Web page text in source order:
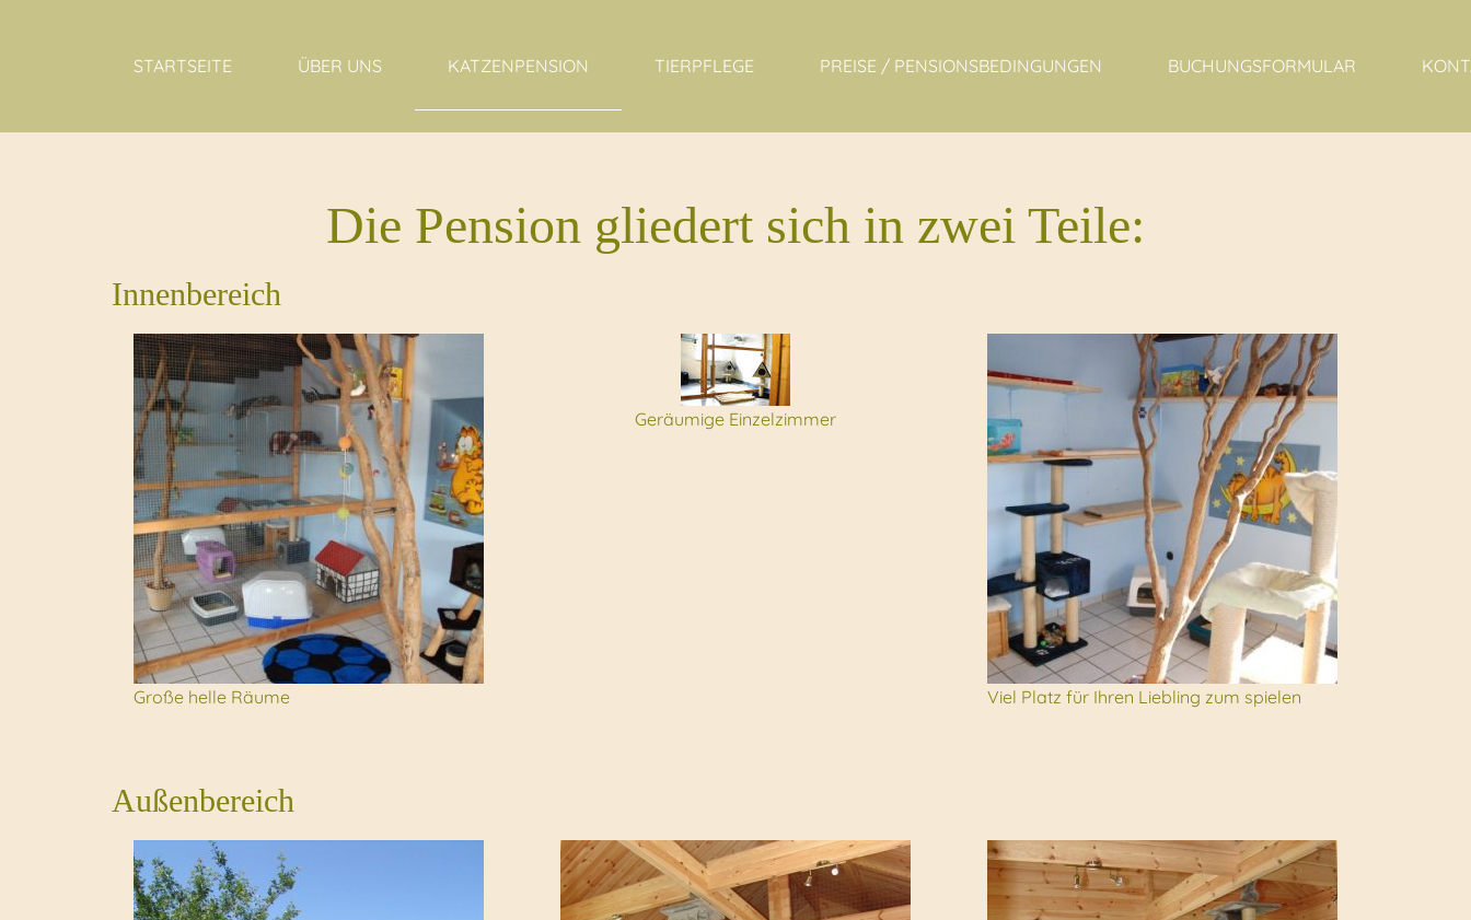
STARTSEITE ÜBER UNS KATZENPENSION TIERPFLEGE PREISE / PENSIONSBEDINGUNGEN BUCHUNGSFORMULAR
Die Pension gliedert sich in zwei Teile:
Innenbereich
Große helle Räume
Geräumige Einzelzimmer
Viel Platz für Ihren Liebling zum spielen
Außenbereich